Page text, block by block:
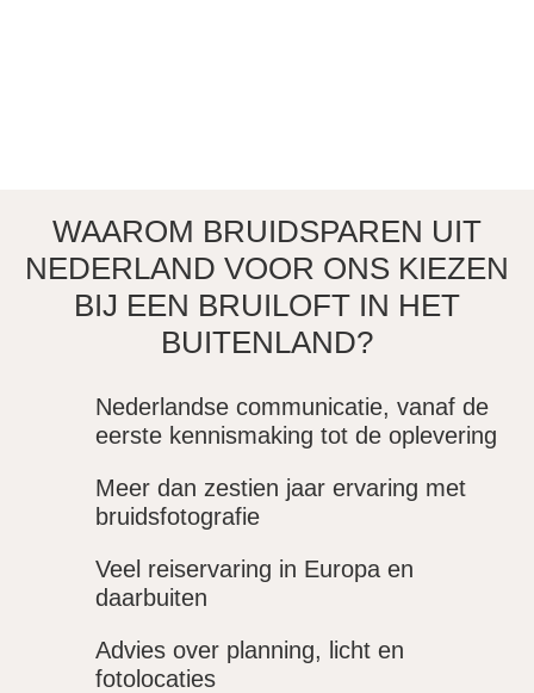
WAAROM BRUIDSPAREN UIT
NEDERLAND VOOR ONS KIEZEN
BIJ EEN BRUILOFT IN HET
BUITENLAND?
Nederlandse communicatie, vanaf de
eerste kennismaking tot de oplevering
Meer dan zestien jaar ervaring met
bruidsfotografie
Veel reiservaring in Europa en
daarbuiten
Advies over planning, licht en
fotolocaties